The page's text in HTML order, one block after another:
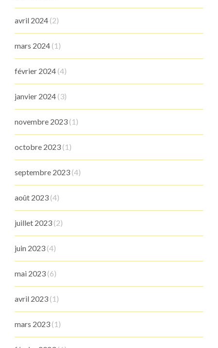
avril 2024 (2)
mars 2024 (1)
février 2024 (4)
janvier 2024 (3)
novembre 2023 (1)
octobre 2023 (1)
septembre 2023 (4)
août 2023 (4)
juillet 2023 (2)
juin 2023 (4)
mai 2023 (6)
avril 2023 (1)
mars 2023 (1)